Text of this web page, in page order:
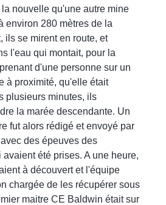
la nouvelle qu'une autre mine
environ 280 mètres de la
ils se mirent en route, et
l'eau qui montait, pour la
d'une personne sur un
à proximité, qu'elle était
plusieurs minutes, ils
la marée descendante. Un
fut alors rédigé et envoyé par
des épeuves des
été prises. A une heure,
à découvert et l'équipe
chargée de les récupérer sous
maitre CE Baldwin était sur